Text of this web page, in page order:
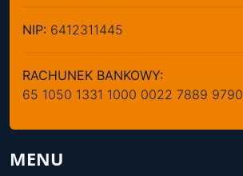
NIP: 6412311445
RACHUNEK BANKOWY:
65 1050 1331 1000 0022 7889 9790
MENU